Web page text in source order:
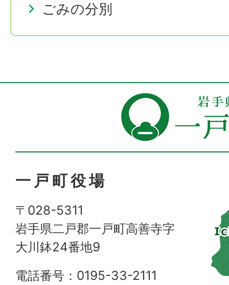
ごみの分別
一戸町役場
〒028-5311
岩手県二戸郡一戸町高善寺字
大川鉢24番地9
電話番号：0195-33-2111